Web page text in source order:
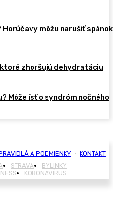
môžu narušiť spánok
zhoršujú dehydratáciu
Môže ísť o syndróm nočného
A PODMIENKY • KONTAKT
STRAVA
BYLINKY
KORONAVÍRUS